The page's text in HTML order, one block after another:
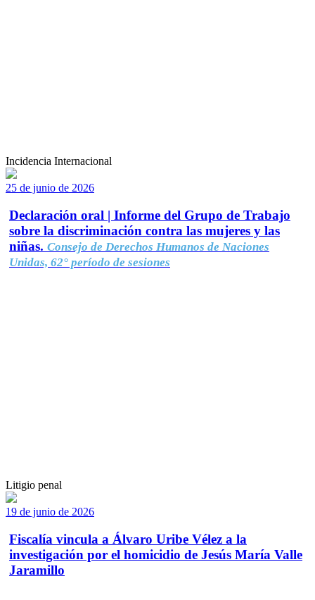
Incidencia Internacional
25 de junio de 2026
Declaración oral | Informe del Grupo de Trabajo
sobre la discriminación contra las mujeres y las
niñas. Consejo de Derechos Humanos de Naciones
Unidas, 62° período de sesiones
Litigio penal
19 de junio de 2026
Fiscalía vincula a Álvaro Uribe Vélez a la
investigación por el homicidio de Jesús María Valle
Jaramillo